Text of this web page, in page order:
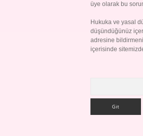
üye olarak bu
Hukuka ve yasal
düşündüğünüz
adresine
içerisinde